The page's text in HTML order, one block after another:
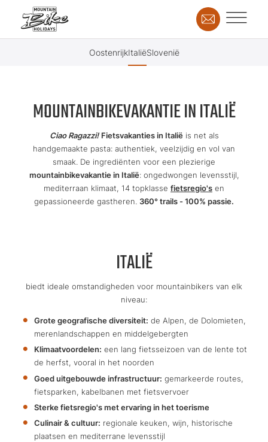
MOUNTAINBIKEVAKANTIE IN ITALIË
Ciao Ragazzi! Fietsvakanties in Italiëis net als
handgemaakte pasta: authentiek, veelzijdig en vol van
smaak. De ingrediënten voor een plezierige
mountainbikevakantie in Italië: ongedwongen levensstijl,
mediterraan klimaat, 14 topklasse fietsregio's en
gepassioneerde gastheren. 360° trails - 100% passie.
ITALIË
biedt ideale omstandigheden voor mountainbikers van elk
niveau:
Grote geografische diversiteit: de Alpen, de Dolomieten,
merenlandschappen en middelgebergten
Klimaatvoordelen: een lang fietsseizoen van de lente tot
de herfst, vooral in het noorden
Goed uitgebouwde infrastructuur: gemarkeerde routes,
fietsparken, kabelbanen met fietsvervoer
Sterke fietsregio's met ervaring in het toerisme
Culinair & cultuur: regionale keuken, wijn, historische
plaatsen en mediterrane levensstijl
OostenrijkItaliëSlovenië